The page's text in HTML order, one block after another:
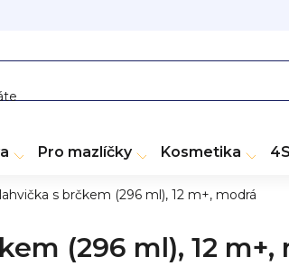
Pro mazlíčky Kosmetika
s brčkem (296 ml), 12 m+, modrá
(296 ml), 12 m+,